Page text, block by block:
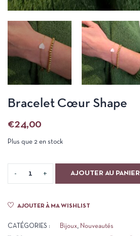
Bracelet Cœur Shape
€24,00
Plus que 2 en stock
AJOUTER AU PANIER
AJOUTER À MA WISHLIST
CATÉGORIES : Bijoux, Nouveautés